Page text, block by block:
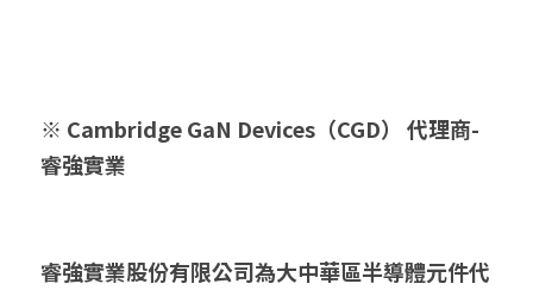
※ Cambridge GaN Devices（CGD） 代理商-
睿強實業
睿強實業股份有限公司為大中華區半導體元件代